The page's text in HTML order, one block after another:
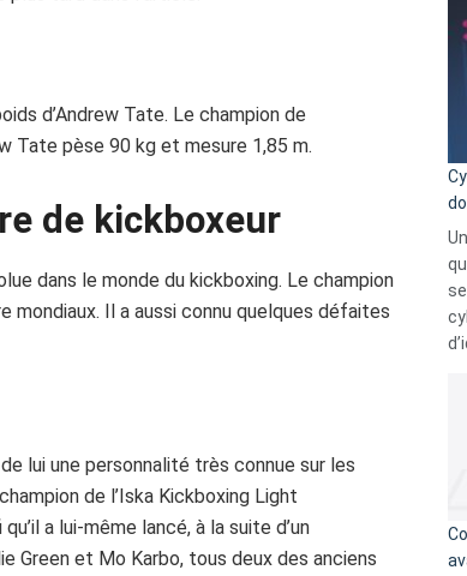
d’Andrew Tate. Le champion de
Tate pèse 90 kg et mesure 1,85 m.
de kickboxeur
dans le monde du kickboxing. Le champion
Il a aussi connu quelques défaites
lui une personnalité très connue sur les
de l’Iska Kickboxing Light
a lui-même lancé, à la suite d’un
Green et Mo Karbo, tous deux des anciens